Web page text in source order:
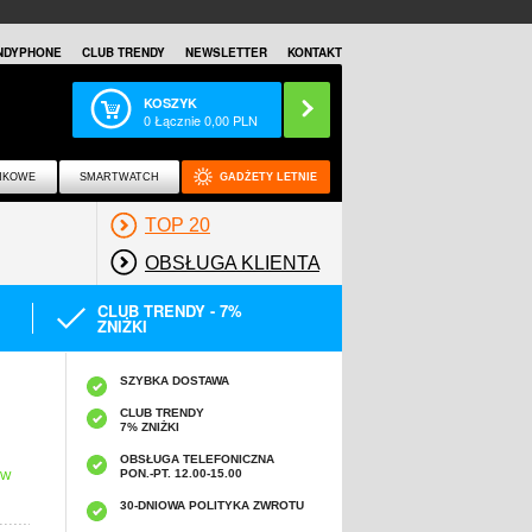
CLUB TRENDY NEWSLETTER KONTAKT
KOSZYK
0Łącznie0,00 PLN
SMARTWATCH GADŻETY LETNIE
TOP 20
OBSŁUGA KLIENTA
CLUB TRENDY - 7%
ZNIŻKI
SZYBKA DOSTAWA
CLUB TRENDY
7% ZNIŻKI
OBSŁUGA TELEFONICZNA
PON.-PT. 12.00-15.00
30-DNIOWA POLITYKA ZWROTU